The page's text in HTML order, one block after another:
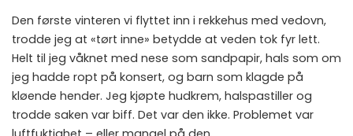
Den første vinteren vi flyttet inn i rekkehus med vedovn,
trodde jeg at «tørt inne» betydde at veden tok fyr lett.
Helt til jeg våknet med nese som sandpapir, hals som om
jeg hadde ropt på konsert, og barn som klagde på
kløende hender. Jeg kjøpte hudkrem, halspastiller og
trodde saken var biff. Det var den ikke. Problemet var